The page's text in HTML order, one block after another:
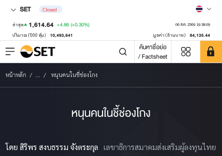
SET Closed
ล่าสุด 1,614.64 +4.86 (+0.30%) 06 ส.ค. 2569 19:38:09
ปริมาณ ('000 หุ้น) 10,493,641 มูลค่า (ล้านบาท) 84,135.44
ค้นหาชื่อย่อ
/ Factsheet
หน้าหลัก ... หนุนคนในชี้ช่องโกง
หนุนคนในชี้ช่องโกง
โดย สิริพร สงบธรรม จังตระกุล เลขาธิการสมาคมส่งเสริมผู้ลงทุนไทย